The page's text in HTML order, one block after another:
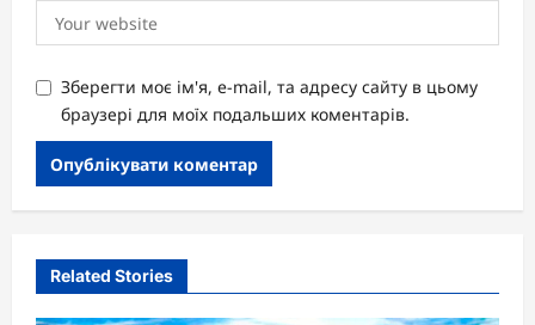
Зберегти моє ім'я, e-mail, та адресу сайту в цьому
браузері для моїх подальших коментарів.
Related Stories